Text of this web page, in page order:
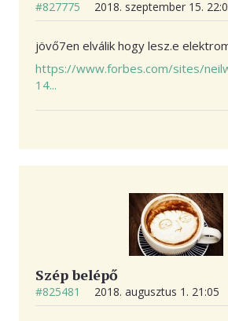
#827775 2018. szeptember 15.
jövő7en elválik hogy lesz.e
https://www.forbes.com/sites/
14...
Szép belépő
#825481 2018. augusztus 1. 21:05